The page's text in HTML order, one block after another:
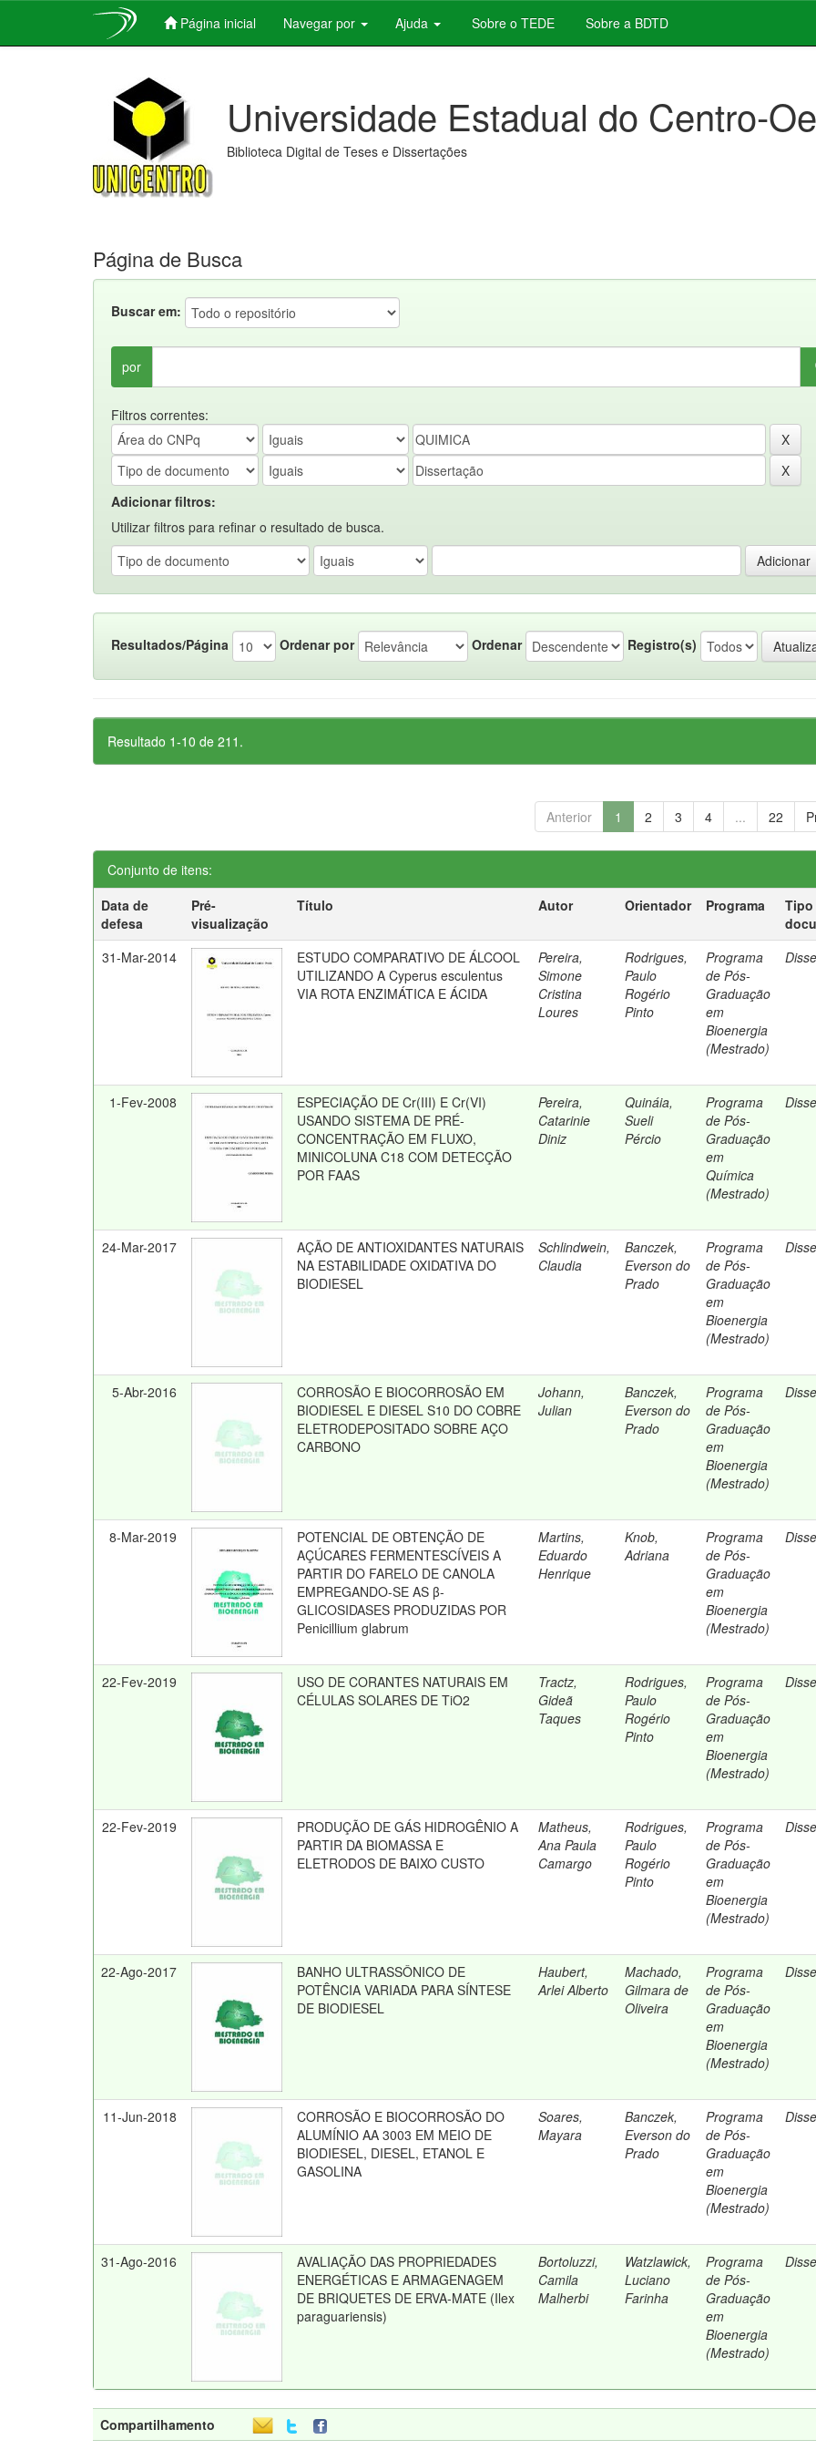
Página inicial Navegar por Ajuda Sobre o TEDE Sobre a BDTD
Universidade Estadual do Centro-
Biblioteca Digital de Teses e Dissertações
Página de Busca
Buscar em:
por
Filtros correntes:
Adicionar filtros:
Utilizar filtros para refinar o resultado de busca.
Resultados/Página Ordenar por Ordenar Registro(s)
Resultado 1-10 de 211.
Anterior 1 2 3 4 ... 22
Conjunto de itens:
Data de
defesa
Pré-
visualização
Título Autor Orientador Programa
Tipo
31-Mar-2014
ESTUDO COMPARATIVO DE ÁLCOOL
UTILIZANDO A Cyperus esculentus
VIA ROTA ENZIMÁTICA E ÁCIDA
Pereira,
Simone
Cristina
Loures
Rodrigues,
Paulo
Rogério
Pinto
Programa
de Pós-
Graduação
em
Bioenergia
(Mestrado)
1-Fev-2008
ESPECIAÇÃO DE Cr(III) E Cr(VI)
USANDO SISTEMA DE PRÉ-
CONCENTRAÇÃO EM FLUXO,
MINICOLUNA C18 COM DETECÇÃO
POR FAAS
Pereira,
Catarinie
Diniz
Quináia,
Sueli
Pércio
Programa
de Pós-
Graduação
em
Química
(Mestrado)
24-Mar-2017
AÇÃO DE ANTIOXIDANTES NATURAIS
NA ESTABILIDADE OXIDATIVA DO
BIODIESEL
Schlindwein,
Claudia
Banczek,
Everson do
Prado
Programa
de Pós-
Graduação
em
Bioenergia
(Mestrado)
5-Abr-2016
CORROSÃO E BIOCORROSÃO EM
BIODIESEL E DIESEL S10 DO COBRE
ELETRODEPOSITADO SOBRE AÇO
CARBONO
Johann,
Julian
Banczek,
Everson do
Prado
Programa
de Pós-
Graduação
em
Bioenergia
(Mestrado)
8-Mar-2019
POTENCIAL DE OBTENÇÃO DE
AÇÚCARES FERMENTESCÍVEIS A
PARTIR DO FARELO DE CANOLA
EMPREGANDO-SE AS β-
GLICOSIDASES PRODUZIDAS POR
Penicillium glabrum
Martins,
Eduardo
Henrique
Knob,
Adriana
Programa
de Pós-
Graduação
em
Bioenergia
(Mestrado)
22-Fev-2019
USO DE CORANTES NATURAIS EM
CÉLULAS SOLARES DE TiO2
Tractz,
Gideã
Taques
Rodrigues,
Paulo
Rogério
Pinto
Programa
de Pós-
Graduação
em
Bioenergia
(Mestrado)
22-Fev-2019
PRODUÇÃO DE GÁS HIDROGÊNIO A
PARTIR DA BIOMASSA E
ELETRODOS DE BAIXO CUSTO
Matheus,
Ana Paula
Camargo
Rodrigues,
Paulo
Rogério
Pinto
Programa
de Pós-
Graduação
em
Bioenergia
(Mestrado)
22-Ago-2017
BANHO ULTRASSÔNICO DE
POTÊNCIA VARIADA PARA SÍNTESE
DE BIODIESEL
Haubert,
Arlei Alberto
Machado,
Gilmara de
Oliveira
Programa
de Pós-
Graduação
em
Bioenergia
(Mestrado)
11-Jun-2018
CORROSÃO E BIOCORROSÃO DO
ALUMÍNIO AA 3003 EM MEIO DE
BIODIESEL, DIESEL, ETANOL E
GASOLINA
Soares,
Mayara
Banczek,
Everson do
Prado
Programa
de Pós-
Graduação
em
Bioenergia
(Mestrado)
31-Ago-2016
AVALIAÇÃO DAS PROPRIEDADES
ENERGÉTICAS E ARMAGENAGEM
DE BRIQUETES DE ERVA-MATE (Ilex
paraguariensis)
Bortoluzzi,
Camila
Malherbi
Watzlawick,
Luciano
Farinha
Programa
de Pós-
Graduação
em
Bioenergia
(Mestrado)
Compartilhamento